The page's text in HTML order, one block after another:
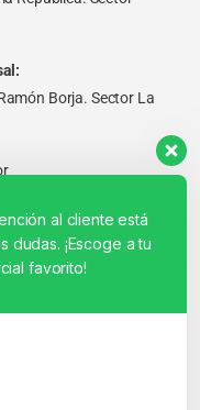
Borja. Sector La
al cliente está
dudas. ¡Escoge a tu
favorito!